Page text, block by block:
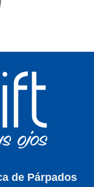
de Párpados